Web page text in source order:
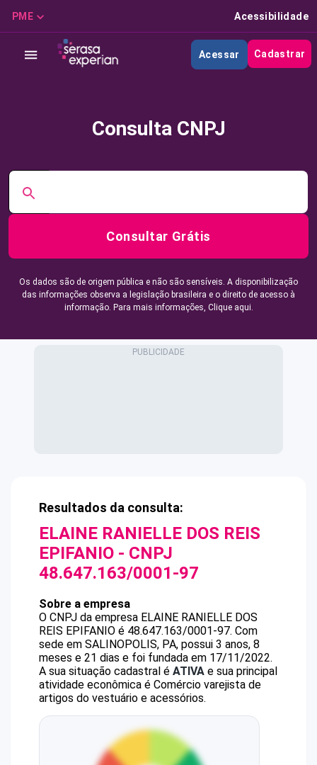
PME Acessibilidade
Acessar Cadastrar
Consulta CNPJ
Consultar Grátis
Os dados são de origem pública e não são sensíveis. A disponibilização
das informações observa a legislação brasileira e o direito de acesso à
informação. Para mais informações, Clique aqui.
Resultados da consulta:
ELAINE RANIELLE DOS REIS
EPIFANIO - CNPJ
48.647.163/0001-97
Sobre a empresa
O CNPJ da empresa ELAINE RANIELLE DOS
REIS EPIFANIO é 48.647.163/0001-97. Com
sede em SALINOPOLIS, PA, possui 3 anos, 8
meses e 21 dias e foi fundada em 17/11/2022.
A sua situação cadastral é ATIVA e sua principal
atividade econômica é Comércio varejista de
artigos do vestuário e acessórios.